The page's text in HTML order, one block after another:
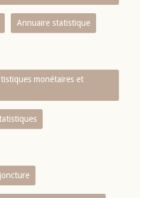
Annuaire statistique
monétaires et